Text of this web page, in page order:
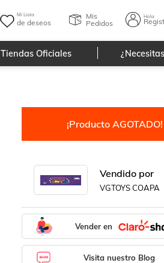
Mi Lista
de deseos
Mis
Pedidos
Hola
Tiendas Oficiales
¡Producto AGOTADO!
Vendido por
VGTOYS COAPA
Vender en
Visita nuestro Blog